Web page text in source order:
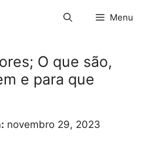
Menu
O que são,
e para que
novembro 29, 2023